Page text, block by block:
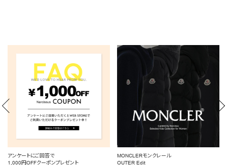
MONCLERモンクレール
OUTER Edit
BLOUSE/SHIRT
デイリーにもオフィスにも◎